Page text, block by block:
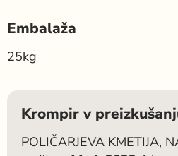
Embalaža
25kg
Krompir v
POLIČARJEVA KMETIJA,